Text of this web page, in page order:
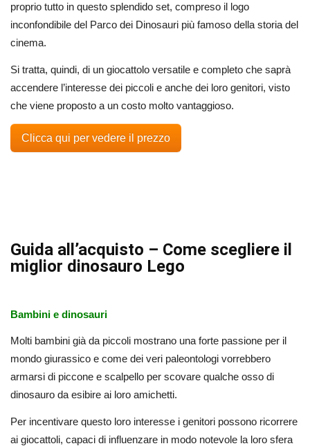
proprio tutto in questo splendido set, compreso il logo
inconfondibile del Parco dei Dinosauri più famoso della storia del
cinema.
Si tratta, quindi, di un giocattolo versatile e completo che saprà
accendere l’interesse dei piccoli e anche dei loro genitori, visto
che viene proposto a un costo molto vantaggioso.
Clicca qui per vedere il prezzo
Guida all’acquisto – Come scegliere il
miglior dinosauro Lego
Bambini e dinosauri
Molti bambini già da piccoli mostrano una forte passione per il
mondo giurassico e come dei veri paleontologi vorrebbero
armarsi di piccone e scalpello per scovare qualche osso di
dinosauro da esibire ai loro amichetti.
Per incentivare questo loro interesse i genitori possono ricorrere
ai giocattoli, capaci di influenzare in modo notevole la loro sfera